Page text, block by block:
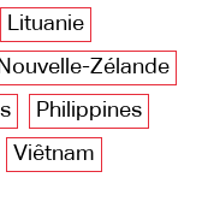
Lituanie
Nouvelle-Zélande
Philippines
Viêtnam